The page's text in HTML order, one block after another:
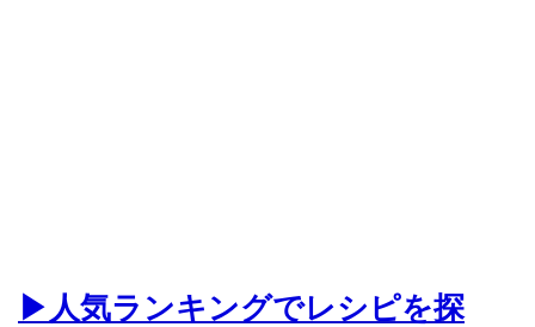
▶人気ランキングでレシピを探